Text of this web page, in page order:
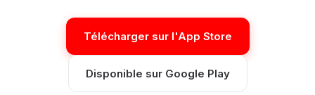
Télécharger sur l'App Store
Disponible sur Google Play